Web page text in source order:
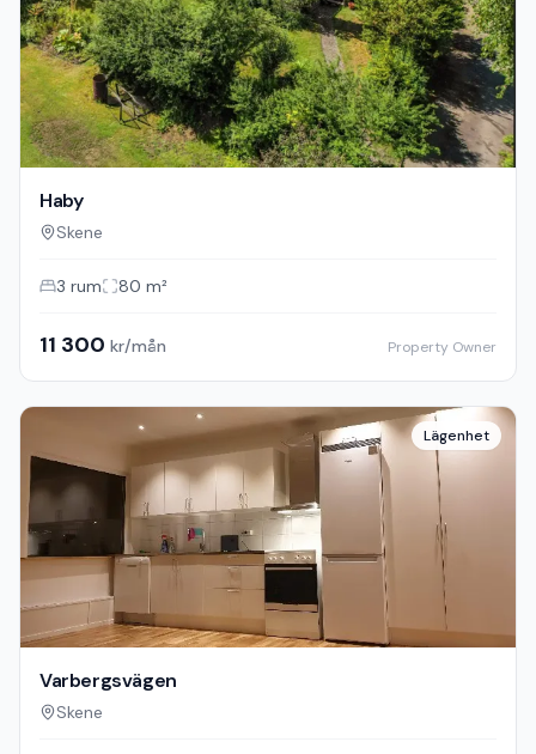
Haby
Skene
3 rum 80 m²
11 300 kr/mån Property Owner
Lägenhet
Varbergsvägen
Skene